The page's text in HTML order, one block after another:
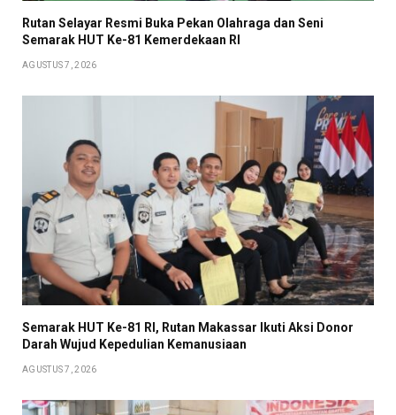
Rutan Selayar Resmi Buka Pekan Olahraga dan Seni
Semarak HUT Ke-81 Kemerdekaan RI
AGUSTUS 7, 2026
Semarak HUT Ke-81 RI, Rutan Makassar Ikuti Aksi Donor
Darah Wujud Kepedulian Kemanusiaan
AGUSTUS 7, 2026